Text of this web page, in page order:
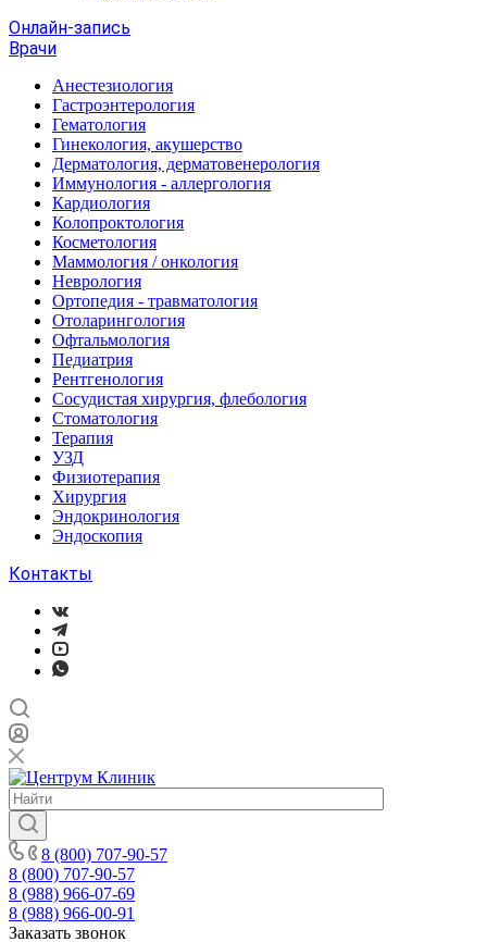
Онлайн-запись
Врачи
Анестезиология
Гастроэнтерология
Гематология
Гинекология, акушерство
Дерматология, дерматовенерология
Иммунология - аллергология
Кардиология
Колопроктология
Косметология
Маммология / онкология
Неврология
Ортопедия - травматология
Отоларингология
Офтальмология
Педиатрия
Рентгенология
Сосудистая хирургия, флебология
Стоматология
Терапия
УЗД
Физиотерапия
Хирургия
Эндокринология
Эндоскопия
Контакты
8 (800) 707-90-57
8 (800) 707-90-57
8 (988) 966-07-69
8 (988) 966-00-91
Заказать звонок